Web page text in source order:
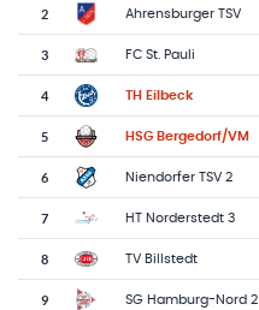
2 Ahrensburger TSV
3 FC St. Pauli
4 TH Eilbeck
5 HSG Bergedorf/VM
6 Niendorfer TSV 2
7 HT Norderstedt 3
8 TV Billstedt
9 SG Hamburg-Nord 2